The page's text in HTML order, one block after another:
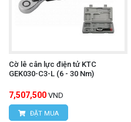
Cờ lê cân lực điện tử KTC
GEK030-C3-L (6 - 30 Nm)
7,507,500 VND
ĐẶT MUA